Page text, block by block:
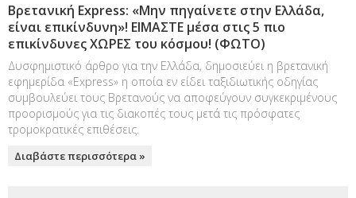
Βρετανική Express: «Μην πηγαίνετε στην Ελλάδα,
είναι επικίνδυνη»! ΕΙΜΑΣΤΕ μέσα στις 5 πιο
επικίνδυνες ΧΩΡΕΣ του κόσμου! (ΦΩΤΟ)
Δυσφημιστικό άρθρο για την Ελλάδα, δημοσιεύει η βρετανική
εφημερίδα «Express» η οποία εν είδει ταξιδιωτικής οδηγίας
συμβουλεύει τους Βρετανούς να αποφεύγουν συγκεκριμένους
προορισμούς για τις διακοπές τους μετά τις πρόσφατες
τρομοκρατικές επιθέσεις.
Διαβάστε περισσότερα »